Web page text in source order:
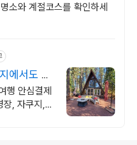
소와 계절코스를 확인하세
에서도 우
행 안심결제
, 자쿠지,